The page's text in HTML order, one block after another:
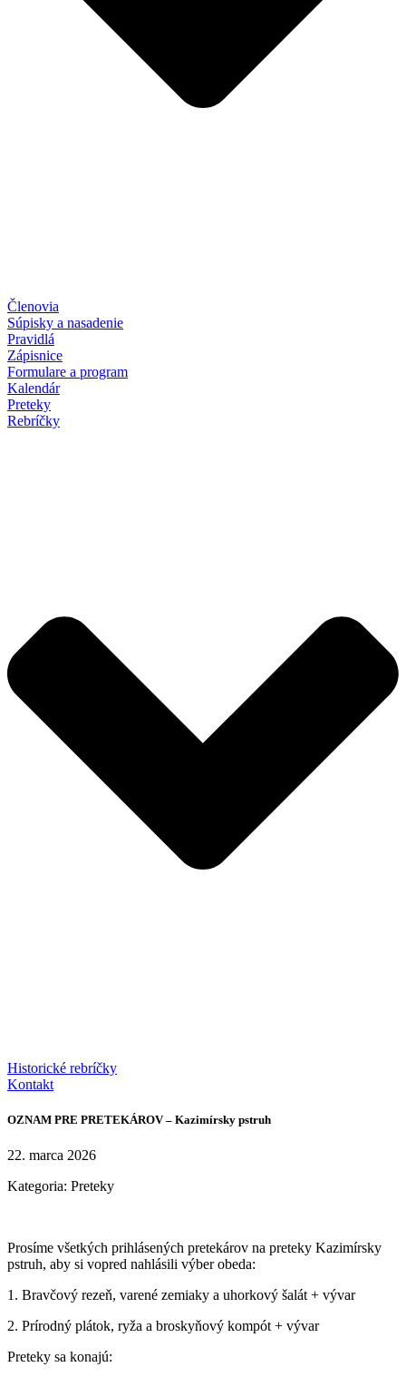
Členovia
Súpisky a nasadenie
Pravidlá
Zápisnice
Formulare a program
Kalendár
Preteky
Rebríčky
Historické rebríčky
Kontakt
OZNAM PRE PRETEKÁROV – Kazimírsky pstruh
22. marca 2026
Kategoria: Preteky
Prosíme všetkých prihlásených pretekárov na preteky Kazimírsky
pstruh, aby si vopred nahlásili výber obeda:
1. Bravčový rezeň, varené zemiaky a uhorkový šalát + vývar
2. Prírodný plátok, ryža a broskyňový kompót + vývar
Preteky sa konajú: